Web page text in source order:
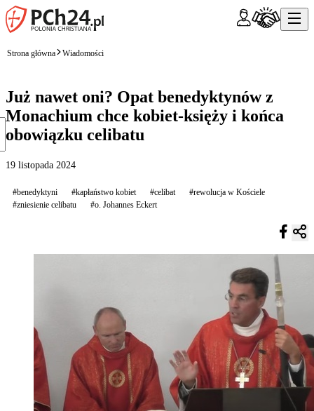
Strona główna Wiadomości
Już nawet oni? Opat benedyktynów z
Monachium chce kobiet-księży i końca
obowiązku celibatu
19 listopada 2024
#benedyktyni #kapłaństwo kobiet #celibat
#rewolucja w Kościele
#zniesienie celibatu
#o. Johannes Eckert